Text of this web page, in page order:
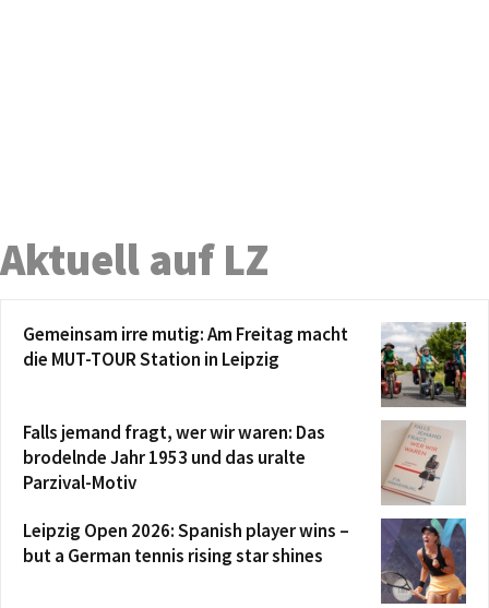
Aktuell auf LZ
Gemeinsam irre mutig: Am Freitag macht
die MUT-TOUR Station in Leipzig
Falls jemand fragt, wer wir waren: Das
brodelnde Jahr 1953 und das uralte
Parzival-Motiv
Leipzig Open 2026: Spanish player wins –
but a German tennis rising star shines